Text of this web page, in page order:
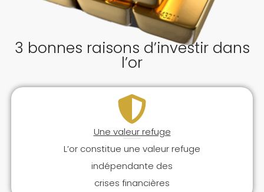
3 bonnes raisons d’investir dans
l’or
Une valeur refuge
L’or constitue une valeur refuge
indépendante des
crises financières